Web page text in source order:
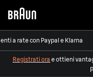
a rate con Paypal e Klarna
Registrati ora e ottieni